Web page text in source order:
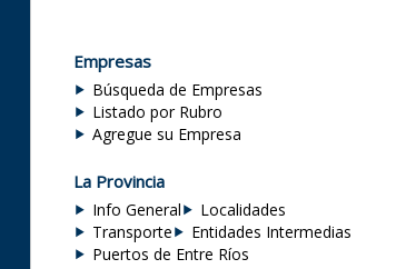
Empresas
Búsqueda de Empresas
Listado por Rubro
Agregue su Empresa
La Provincia
Info General
Localidades
Transporte
Entidades Intermedias
Puertos de Entre Ríos